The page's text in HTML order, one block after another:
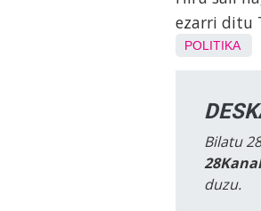
ezarri ditu
POLITIKA
Bilatu
duzu.